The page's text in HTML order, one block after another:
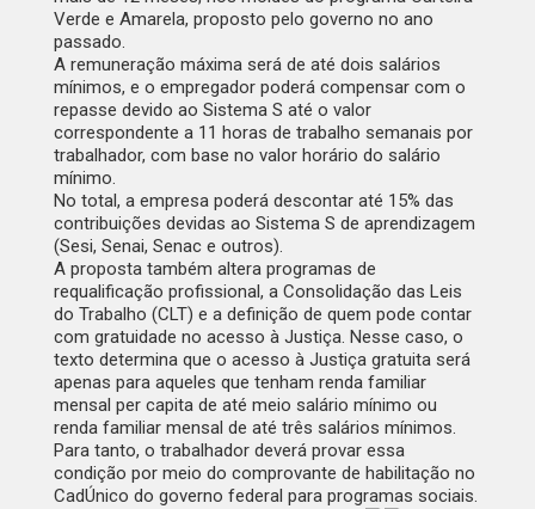
Verde e Amarela, proposto pelo governo no ano
passado.
A remuneração máxima será de até dois salários
mínimos, e o empregador poderá compensar com o
repasse devido ao Sistema S até o valor
correspondente a 11 horas de trabalho semanais por
trabalhador, com base no valor horário do salário
mínimo.
No total, a empresa poderá descontar até 15% das
contribuições devidas ao Sistema S de aprendizagem
(Sesi, Senai, Senac e outros).
A proposta também altera programas de
requalificação profissional, a Consolidação das Leis
do Trabalho (CLT) e a definição de quem pode contar
com gratuidade no acesso à Justiça. Nesse caso, o
texto determina que o acesso à Justiça gratuita será
apenas para aqueles que tenham renda familiar
mensal per capita de até meio salário mínimo ou
renda familiar mensal de até três salários mínimos.
Para tanto, o trabalhador deverá provar essa
condição por meio do comprovante de habilitação no
CadÚnico do governo federal para programas sociais.